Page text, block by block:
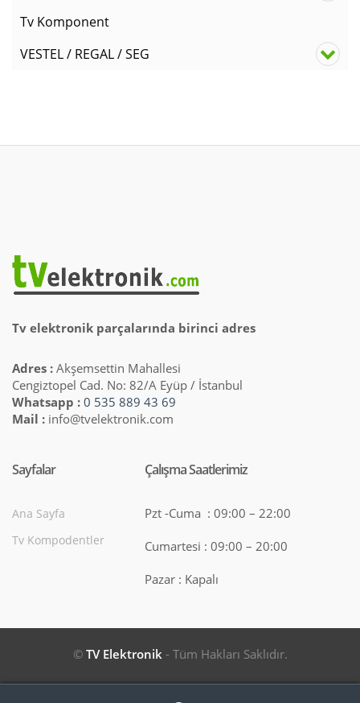
Tv Komponent
VESTEL / REGAL / SEG
Tv elektronik parçalarında birinci adres
Adres : Akşemsettin Mahallesi
Cengiztopel Cad. No: 82/A Eyüp / İstanbul
Whatsapp : 0 535 889 43 69
Mail : info@tvelektronik.com
Sayfalar
Ana Sayfa
Tv Kompodentler
Çalışma Saatlerimiz
Pzt -Cuma : 09:00 – 22:00
Cumartesi : 09:00 – 20:00
Pazar : Kapalı
© TV Elektronik- Tüm Hakları Saklıdır.